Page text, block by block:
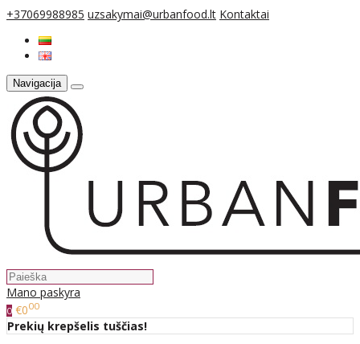
+37069988985 uzsakymai@urbanfood.lt Kontaktai
Navigacija
Mano paskyra
0 €000
Prekių krepšelis tuščias!